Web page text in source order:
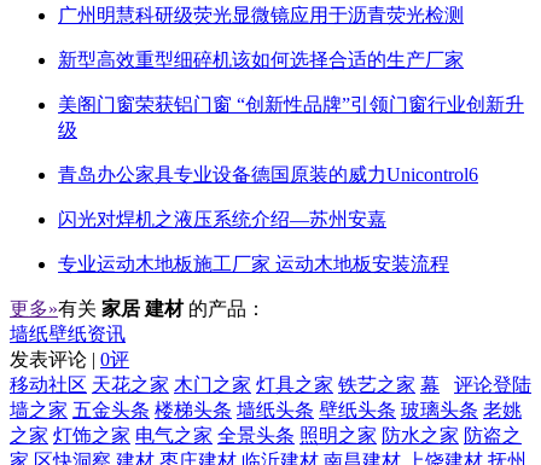
广州明慧科研级荧光显微镜应用于沥青荧光检测
新型高效重型细碎机该如何选择合适的生产厂家
美阁门窗荣获铝门窗 “创新性品牌”引领门窗行业创新升
级
青岛办公家具专业设备德国原装的威力Unicontrol6
闪光对焊机之液压系统介绍—苏州安嘉
专业运动木地板施工厂家 运动木地板安装流程
更多»有关 家居 建材 的产品：
墙纸壁纸资讯
发表评论 | 0评
评论登陆
移动社区 天花之家 木门之家 灯具之家 铁艺之家 幕
墙之家 五金头条 楼梯头条 墙纸头条 壁纸头条 玻璃头条 老姚
之家 灯饰之家 电气之家 全景头条 照明之家 防水之家 防盗之
家 区快洞察 建材 枣庄建材 临沂建材 南昌建材 上饶建材 抚州